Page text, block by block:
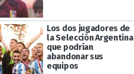
Los dos jugadores de
la Selección Argentina
que podrían
abandonar sus
equipos